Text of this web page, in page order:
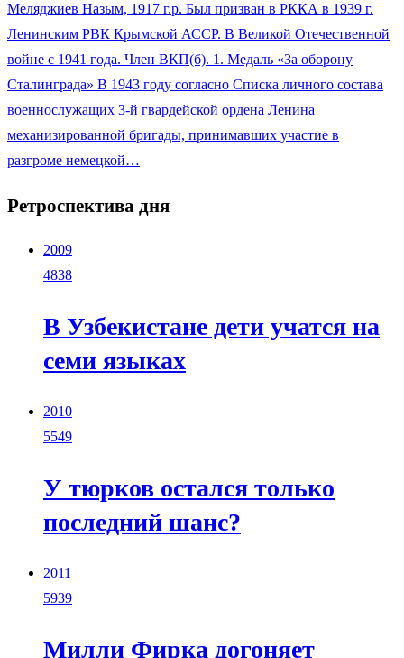
Меляджиев Назым, 1917 г.р. Был призван в РККА в 1939 г.
Ленинским РВК Крымской АССР. В Великой Отечественной
войне с 1941 года. Член ВКП(б). 1. Медаль «За оборону
Сталинграда» В 1943 году согласно Списка личного состава
военнослужащих 3-й гвардейской ордена Ленина
механизированной бригады, принимавших участие в
разгроме немецкой…
Ретроспектива дня
2009
4838
В Узбекистане дети учатся на
семи языках
2010
5549
У тюрков остался только
последний шанс?
2011
5939
Милли Фирка догоняет